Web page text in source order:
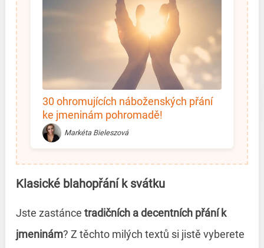
30 ohromujících náboženských přání
ke jmeninám pohromadě!
Pogratulujte svým blízkým opravdu
jedinečným způsobem
Markéta Bieleszová
Klasické blahopřání k svátku
Jste zastánce tradičních a decentních přání k
jmeninám? Z těchto milých textů si jistě vyberete